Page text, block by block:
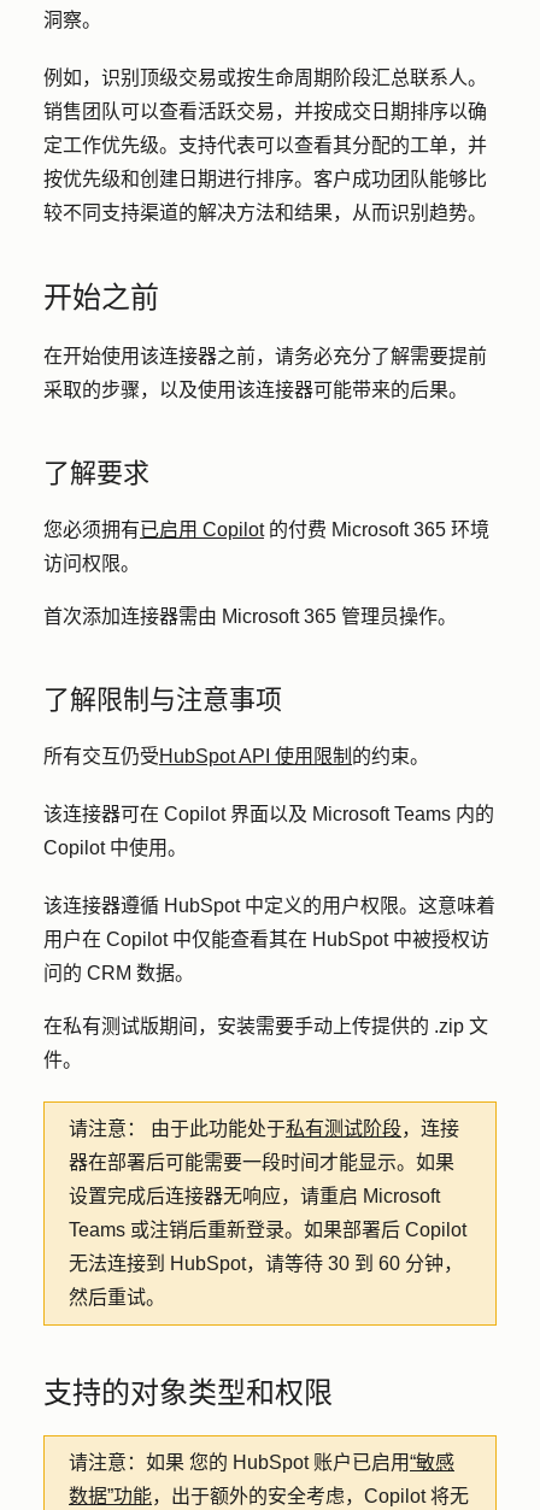
洞察。
例如，识别顶级交易或按生命周期阶段汇总联系人。
销售团队可以查看活跃交易，并按成交日期排序以确
定工作优先级。支持代表可以查看其分配的工单，并
按优先级和创建日期进行排序。客户成功团队能够比
较不同支持渠道的解决方法和结果，从而识别趋势。
开始之前
在开始使用该连接器之前，请务必充分了解需要提前
采取的步骤，以及使用该连接器可能带来的后果。
了解要求
您必须拥有已启用 Copilot的付费 Microsoft 365 环境
访问权限。
首次添加连接器需由 Microsoft 365 管理员操作。
了解限制与注意事项
所有交互仍受HubSpot API 使用限制 的约束。
该连接器可在 Copilot 界面以及 Microsoft Teams 内的
Copilot 中使用。
该连接器遵循 HubSpot 中定义的用户权限。这意味着
用户在 Copilot 中仅能查看其在 HubSpot 中被授权访
问的 CRM 数据。
在私有测试版期间，安装需要手动上传提供的 .zip 文
件。
请注意： 由于此功能处于私有测试阶段，连接
器在部署后可能需要一段时间才能显示。如果
设置完成后连接器无响应，请重启 Microsoft
Teams 或注销后重新登录。如果部署后 Copilot
无法连接到 HubSpot，请等待 30 到 60 分钟，
然后重试。
支持的对象类型和权限
请注意：如果 您的 HubSpot 账户已启用“敏感
数据”功能，出于额外的安全考虑，Copilot 将无